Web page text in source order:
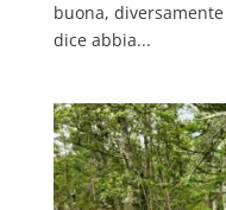
buona,
dice abbia...